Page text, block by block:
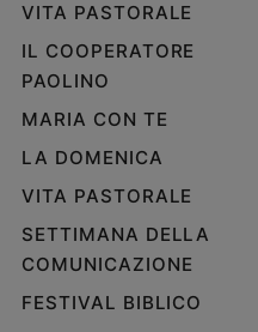
Musica
Arte
ed
figli
Nonni
Coppia
VITA PASTORALE
IL COOPERATORE
PAOLINO
MARIA CON TE
LA DOMENICA
VITA PASTORALE
SETTIMANA DELLA
COMUNICAZIONE
FESTIVAL BIBLICO